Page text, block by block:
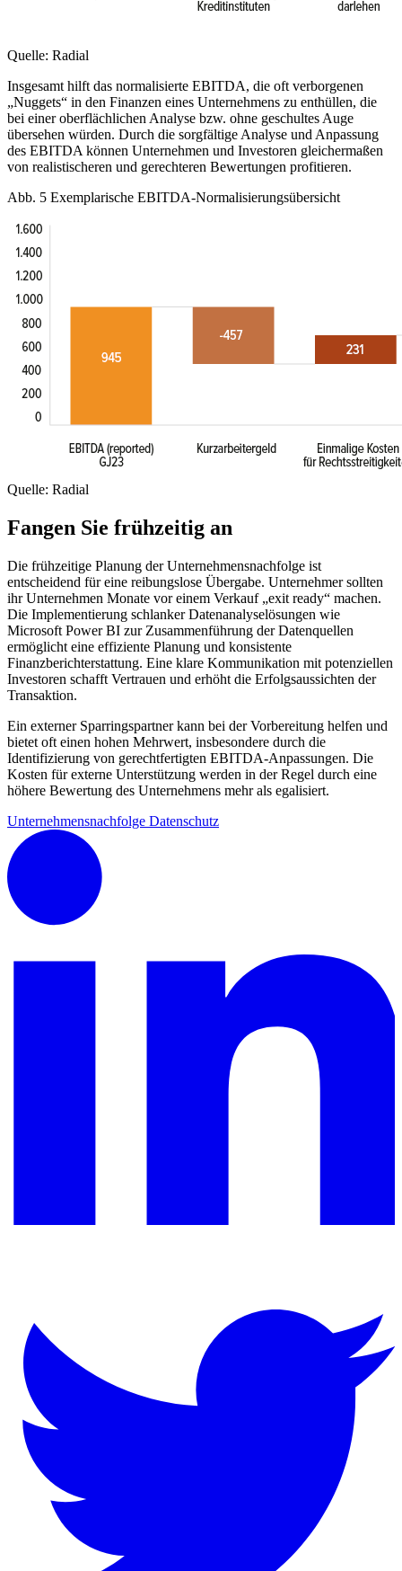
Quelle: Radial
Insgesamt hilft das normalisierte EBITDA, die oft verborgenen
„Nuggets“ in den Finanzen eines Unternehmens zu enthüllen, die
bei einer oberflächlichen Analyse bzw. ohne geschultes Auge
übersehen würden. Durch die sorgfältige Analyse und Anpassung
des EBITDA können Unternehmen und Investoren gleichermaßen
von realistischeren und gerechteren Bewertungen profitieren.
Abb. 5 Exemplarische EBITDA-Normalisierungsübersicht
Quelle: Radial
Fangen Sie frühzeitig an
Die frühzeitige Planung der Unternehmensnachfolge ist
entscheidend für eine reibungslose Übergabe. Unternehmer sollten
ihr Unternehmen Monate vor einem Verkauf „exit ready“ machen.
Die Implementierung schlanker Datenanalyselösungen wie
Microsoft Power BI zur Zusammenführung der Datenquellen
ermöglicht eine effiziente Planung und konsistente
Finanzberichterstattung. Eine klare Kommunikation mit potenziellen
Investoren schafft Vertrauen und erhöht die Erfolgsaussichten der
Transaktion.
Ein externer Sparringspartner kann bei der Vorbereitung helfen und
bietet oft einen hohen Mehrwert, insbesondere durch die
Identifizierung von gerechtfertigten EBITDA-Anpassungen. Die
Kosten für externe Unterstützung werden in der Regel durch eine
höhere Bewertung des Unternehmens mehr als egalisiert.
Unternehmensnachfolge Datenschutz